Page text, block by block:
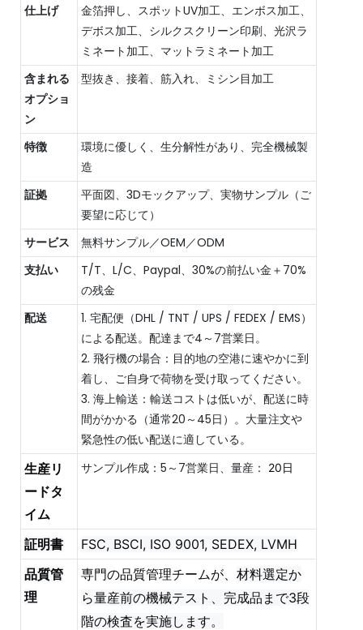
仕上げ
金箔押し、スポットUV加工、エンボス加工、
デボス加工、シルクスクリーン印刷、光沢ラ
ミネート加工、マットラミネート加工
含まれる
オプショ
ン
型抜き、接着、筋入れ、ミシン目加工
特徴
環境に優しく、生分解性があり、完全機械製
造
証拠
平面図、3Dモックアップ、実物サンプル（ご
要望に応じて）
サービス
無料サンプル／OEM／ODM
支払い
T/T、L/C、Paypal、30%の前払い金＋70%
の残金
配送
1. 宅配便（DHL / TNT / UPS / FEDEX / EMS）
による配送。配達まで4～7営業日。
2. 飛行機の場合：目的地の空港に速やかに到
着し、ご自身で荷物を受け取ってください。
3. 海上輸送：輸送コストは低いが、配送に時
間がかかる（通常20～45日）。大量注文や
緊急性の低い配送に適している。
生産リ
ードタ
イム
サンプル作成：5～7営業日、量産： 20日
証明書
FSC, BSCI, ISO 9001, SEDEX, LVMH
品質管
理
専門の品質管理チームが、 材料選定か
ら量産前の機械テスト、完成品まで3段
階の検査を実施します。